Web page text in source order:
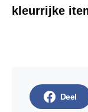
kleurrijke
Deel